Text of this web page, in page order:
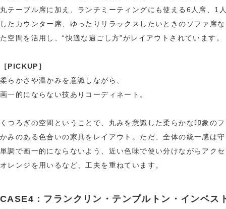
丸テーブル席に加え、ランチミーティングにも使える6人席、1
したカウンター席、ゆったりリラックスしたいときのソファ席
た空間を活用し、“快適な過ごし方”がレイアウトされています。
［PICKUP］
柔らかさや温かみを意識しながら、
画一的にならない技ありコーディネート。
くつろぎの空間ということで、丸みを意識した柔らかな印象の
かみのある色合いの家具をレイアウト。ただ、全体の統一感は
単調で画一的にならないよう、近い色味で使い分けながらアク
オレンジを用いるなど、工夫を重ねています。
CASE4：フランクリン・テンプルトン・インベス